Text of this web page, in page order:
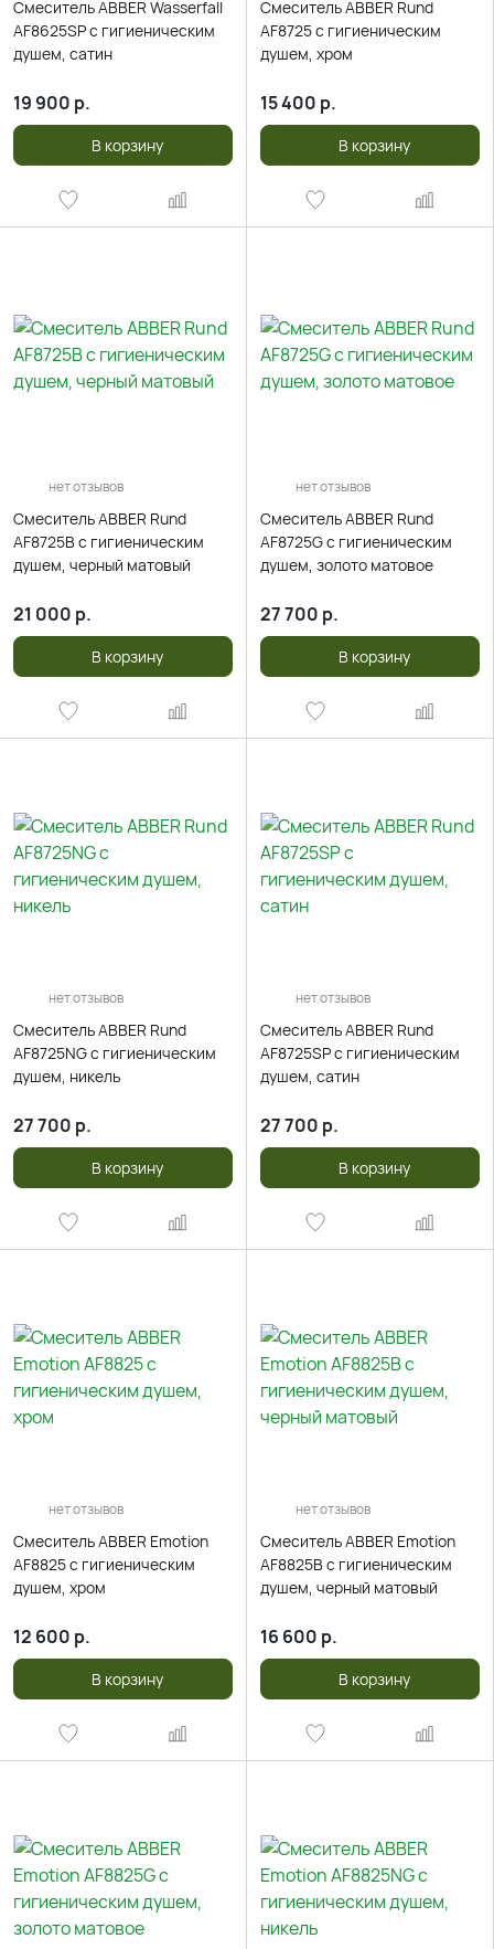
Смеситель ABBER Wasserfall
AF8625SP с гигиеническим
душем, сатин
19 900 р.
В корзину
Смеситель ABBER Rund
AF8725 с гигиеническим
душем, хром
15 400 р.
В корзину
нет отзывов
Смеситель ABBER Rund
AF8725B с гигиеническим
душем, черный матовый
21 000 р.
В корзину
нет отзывов
Смеситель ABBER Rund
AF8725G с гигиеническим
душем, золото матовое
27 700 р.
В корзину
нет отзывов
Смеситель ABBER Rund
AF8725NG с гигиеническим
душем, никель
27 700 р.
В корзину
нет отзывов
Смеситель ABBER Rund
AF8725SP с гигиеническим
душем, сатин
27 700 р.
В корзину
нет отзывов
Смеситель ABBER Emotion
AF8825 с гигиеническим
душем, хром
12 600 р.
В корзину
нет отзывов
Смеситель ABBER Emotion
AF8825B с гигиеническим
душем, черный матовый
16 600 р.
В корзину